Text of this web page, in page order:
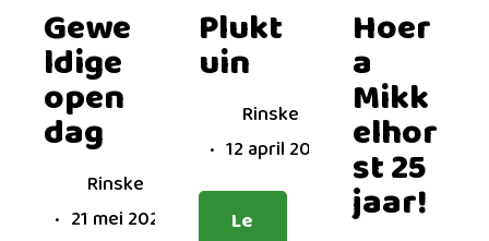
Gewe
ldige
open
dag
Rinske
21 mei 2024
Plukt
uin
Rinske
12 april 2024
Le
Hoer
a
Mikk
elhor
st 25
jaar!